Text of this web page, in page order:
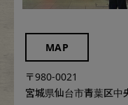
MAP
〒980-0021
宮城県仙台市青葉区中